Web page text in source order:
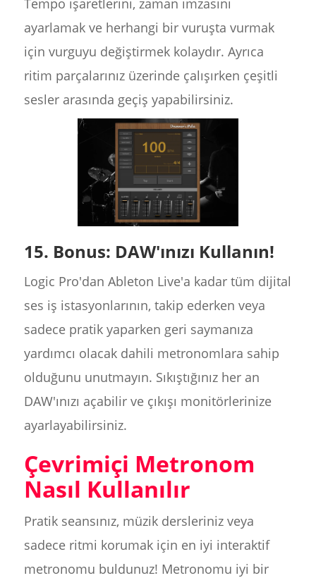
ayarlamak ve herhangi bir vuruşta vurmak
için vurguyu değiştirmek kolaydır. Ayrıca
ritim parçalarınız üzerinde çalışırken çeşitli
sesler arasında geçiş yapabilirsiniz.
15. Bonus: DAW'ınızı Kullanın!
Logic Pro'dan Ableton Live'a kadar tüm dijital
ses iş istasyonlarının, takip ederken veya
sadece pratik yaparken geri saymanıza
yardımcı olacak dahili metronomlara sahip
olduğunu unutmayın. Sıkıştığınız her an
DAW'ınızı açabilir ve çıkışı monitörlerinize
ayarlayabilirsiniz.
Çevrimiçi Metronom
Nasıl Kullanılır
Pratik seansınız, müzik dersleriniz veya
sadece ritmi korumak için en iyi interaktif
metronomu buldunuz! Metronomu iyi bir